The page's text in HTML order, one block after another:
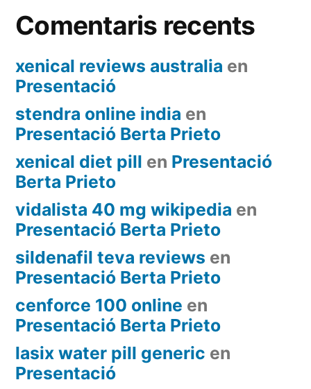
Comentaris recents
xenical reviews australia en
Presentació
stendra online india en
Presentació Berta Prieto
xenical diet pill en Presentació
Berta Prieto
vidalista 40 mg wikipedia en
Presentació Berta Prieto
sildenafil teva reviews en
Presentació Berta Prieto
cenforce 100 online en
Presentació Berta Prieto
lasix water pill generic en
Presentació